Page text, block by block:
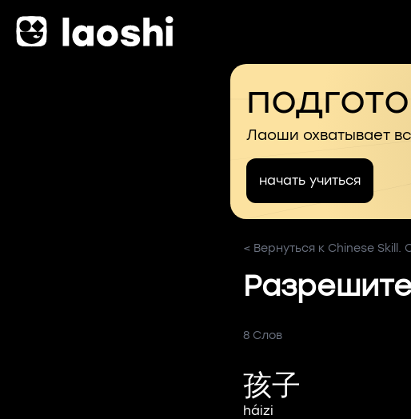
Лаоши охватывает
начать учиться
< Вернуться к Chinese
8 Слов
孩子
háizi